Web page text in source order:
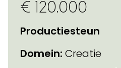
€ 120.000
Productiesteun
Domein: Creatie